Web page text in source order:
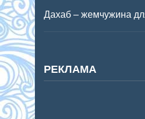
Дахаб – жемчужина
РЕКЛАМА